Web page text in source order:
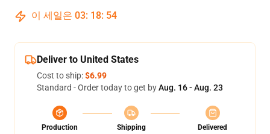
이 세일은 03: 18: 53
Deliver to United States
Cost to ship:$6.99
Standard - Order today to get byAug. 16 - Aug. 23
Production
Shipping
Delivered